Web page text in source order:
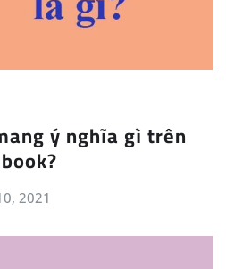
ý nghĩa gì trên
2021